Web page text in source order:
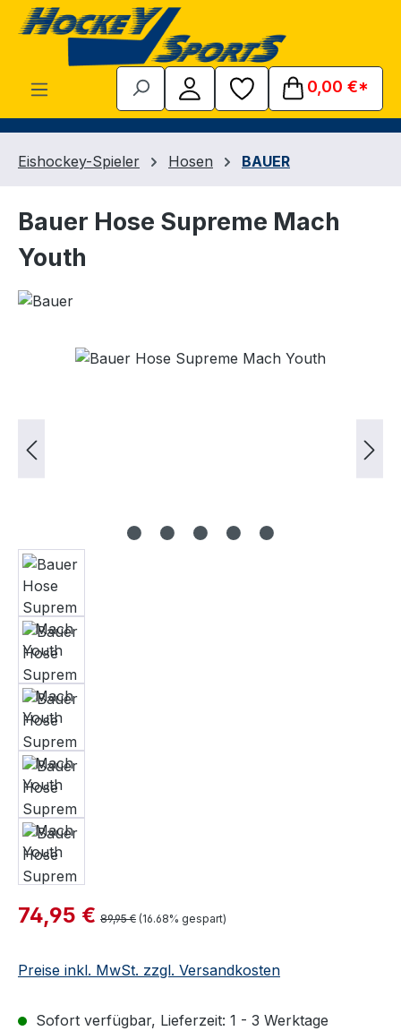
Zum Hauptinhalt springen
0,00 €*
Eishockey-Spieler Hosen BAUER
Bauer Hose Supreme Mach
Youth
Bildergalerie überspringen
Verkaufspreis:
74,95 € Regulärer Preis:
89,95 € (16.68% gespart)
Preise inkl. MwSt. zzgl. Versandkosten
Sofort verfügbar, Lieferzeit: 1 - 3 Werktage